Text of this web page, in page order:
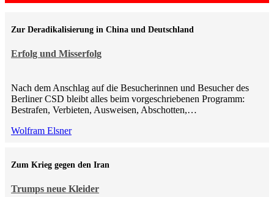
Erfolg und Misserfolg
Zur Deradikalisierung in China und Deutschland
Nach dem Anschlag auf die Besucherinnen und Besucher des
Berliner CSD bleibt alles beim vorgeschriebenen Programm:
Bestrafen, Verbieten, Ausweisen, Abschotten,…
Wolfram Elsner
Trumps neue Kleider
Zum Krieg gegen den Iran